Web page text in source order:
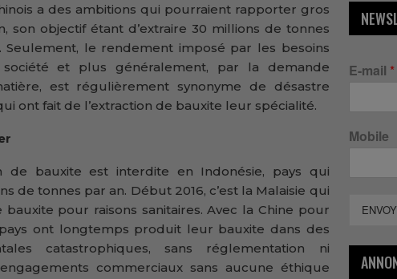
a des ambitions qui pourraient rapporter gros
son objectif étant d’extraire 30 millions de tonnes
le rendement imposé par les besoins
et plus généralement, par la demande
est régulièrement synonyme de désastre
ont fait de l’extraction de bauxite leur spécialité.
de bauxite est interdite en Indonésie, pays qui
de tonnes par an. Début 2016, c’est la Malaisie qui
bauxite pour raisons sanitaires. Avec la Chine pour
ont longtemps produit leur bauxite dans des
catastrophiques, sans réglementation ni
commerciaux sans aucune éthique
E-mail *
Mobile